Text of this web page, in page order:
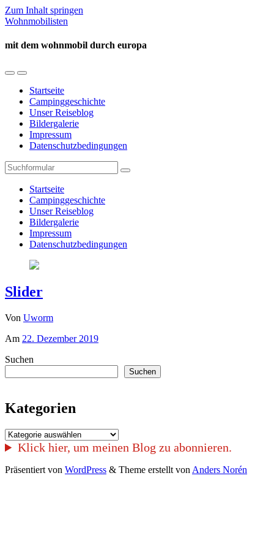
Zum Inhalt springen
Wohnmobilisten
mit dem wohnmobil durch europa
Mobil-
umschalten
Suchfeld
umschalten
Startseite
Campinggeschichte
Unser Reiseblog
Bildergalerie
Impressum
Datenschutzbedingungen
Suchen
Startseite
Campinggeschichte
Unser Reiseblog
Bildergalerie
Impressum
Datenschutzbedingungen
Slider
Von Uworm
Am 22. Dezember 2019
Suchen
Suchen
Kategorien
Kategorien
Klick hier, um meinen Blog zu abonnieren.
Präsentiert von WordPress & Theme erstellt von Anders Norén